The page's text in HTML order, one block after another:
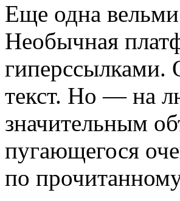
Еще одна вельми
Необычная
гиперссылками.
текст. Но — на
значительным
пугающегося
по